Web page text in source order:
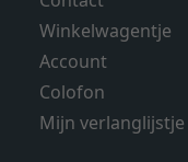
Winkelwagentje
Account
Colofon
Mijn verlanglijstje